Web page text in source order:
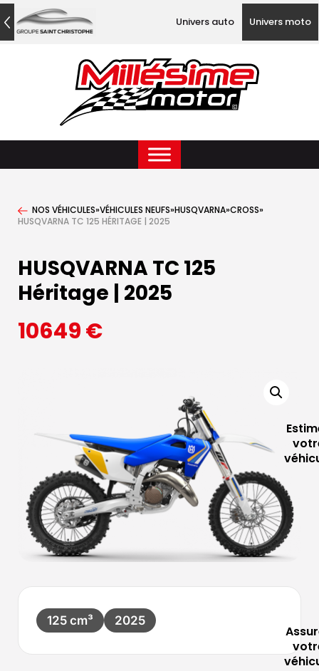
Univers auto Univers moto
NOS VÉHICULES»VÉHICULES NEUFS»HUSQVARNA»CROSS»
HUSQVARNA TC 125 HÉRITAGE | 2025
HUSQVARNA TC 125
Héritage | 2025
10649€
125 cm³ 2025